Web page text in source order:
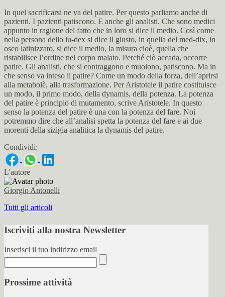
In quel sacrificarsi ne va del patire. Per questo parliamo anche di
pazienti. I pazienti patiscono. E anche gli analisti. Che sono medici
appunto in ragione del fatto che in loro si dice il medio. Così come
nella persona dello iu-dex si dice il giusto, in quella del med-dix, in
osco latinizzato, si dice il medio, la misura cioè, quella che
ristabilisce l’ordine nel corpo malato. Perché ciò accada, occorre
patire. Gli analisti, che si contraggono e muoiono, patiscono. Ma in
che senso va inteso il patire? Come un modo della forza, dell’aprirsi
alla metabolè, alla trasformazione. Per Aristotele il patire costituisce
un modo, il primo modo, della dynamis, della potenza. La potenza
del patire è principio di mutamento, scrive Aristotele. In questo
senso la potenza del patire è una con la potenza del fare. Noi
potremmo dire che all’analisi spetta la potenza del fare e ai due
morenti della sizigia analitica la dynamis del patire.
Condividi:
L'autore
Giorgio Antonelli
Tutti gli articoli
Iscriviti alla nostra Newsletter
Inserisci il tuo indirizzo email
Prossime attività